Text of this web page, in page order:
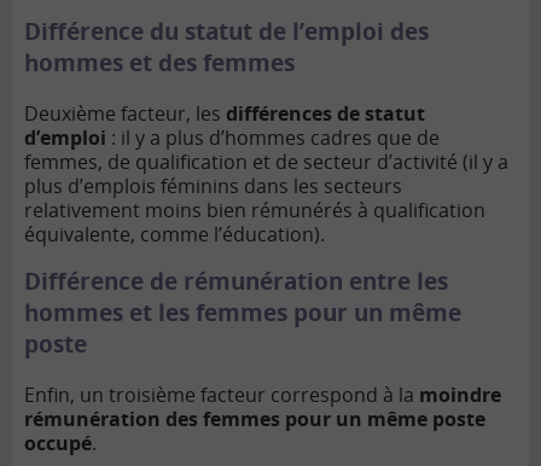
Différence du statut de l’emploi des
hommes et des femmes
Deuxième facteur, les différences de statut
d’emploi : il y a plus d’hommes cadres que de
femmes, de qualification et de secteur d’activité (il y a
plus d’emplois féminins dans les secteurs
relativement moins bien rémunérés à qualification
équivalente, comme l’éducation).
Différence de rémunération entre les
hommes et les femmes pour un même
poste
Enfin, un troisième facteur correspond à la moindre
rémunération des femmes pour un même poste
occupé.